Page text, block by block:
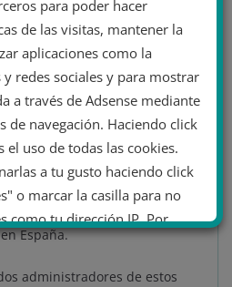
vinculados a la supremacía
se enaltecía a distintos
de la supremacía blanca:
asesinato racista que
musulmanes en Nueva
oAnders Behring Breivik , que
Oslo y Utoya en el año 2011.
a cabo las mismas
España.
administradores de estos
para poder hacer
de las visitas, mantener la
aplicaciones como la
redes sociales y para mostrar
a través de Adsense mediante
de navegación. Haciendo click
el uso de todas las cookies.
a tu gusto haciendo click
o marcar la casilla para no
como tu dirección IP. Por
Política de cookies.